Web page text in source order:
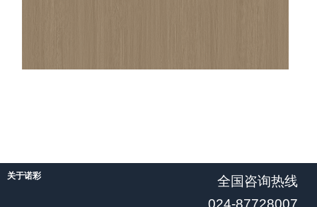
关于诺彩
全国咨询热线
024-87728007